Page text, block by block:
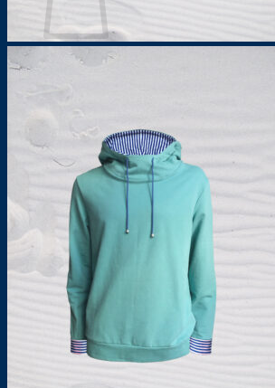
Es befinden sich keine Produkte im